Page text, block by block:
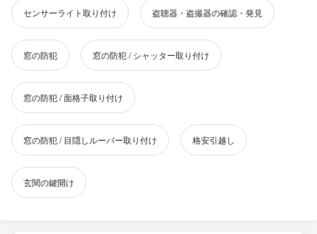
センサーライト取り付け 盗聴器・盗撮器の確認・発見
窓の防犯 窓の防犯 / シャッター取り付け
窓の防犯 / 面格子取り付け
窓の防犯 / 目隠しルーバー取り付け 格安引越し
玄関の鍵開け